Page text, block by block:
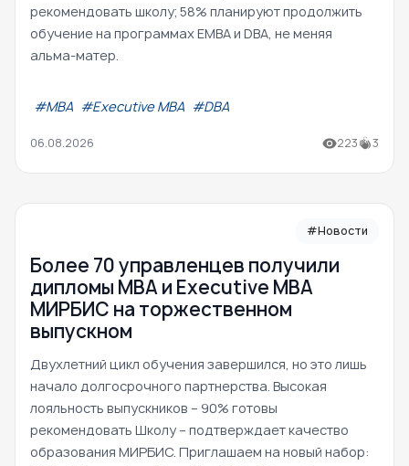
рекомендовать школу; 58% планируют продолжить
обучение на программах EMBA и DBA, не меняя
альма-матер.
#МВА #Executive MBA #DBA
06.08.2026 223 3
#Новости
Более 70 управленцев получили
дипломы MBA и Executive MBA
МИРБИС на торжественном
выпускном
Двухлетний цикл обучения завершился, но это лишь
начало долгосрочного партнерства. Высокая
лояльность выпускников – 90% готовы
рекомендовать Школу – подтверждает качество
образования МИРБИС. Приглашаем на новый набор: